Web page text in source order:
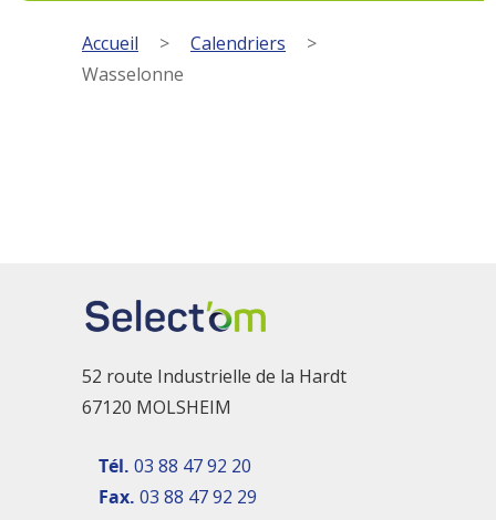
Accueil > Calendriers
>
Wasselonne
52 route Industrielle de la Hardt
67120 MOLSHEIM
Tél. 03 88 47 92 20
Fax. 03 88 47 92 29